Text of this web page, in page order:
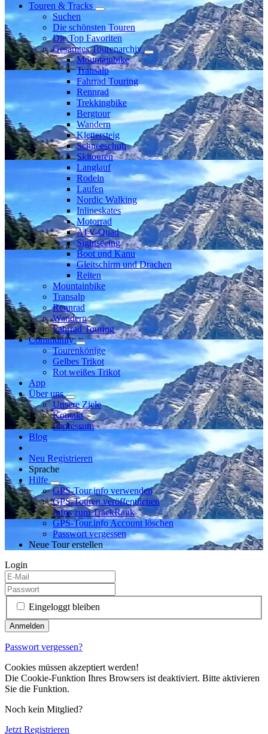
Touren & Tracks
Suchen
Die schönsten Touren
Die Top Favoriten
Gesamtes Tourenarchiv
Mountainbike
Transalp
Fahrrad Touring
Rennrad
Trekkingbike
Bergtour
Wandern
Klettersteig
Schneeschuh
Skitouren
Langlauf
Rodeln
Laufen
Nordic Walking
Inlineskates
Motorrad
ATV-Quad
Sightseeing
Boot und Kanu
Gleitschirm und Drachen
Reiten
Mountainbike
Transalp
Rennrad
Wandern
Fahrrad Touring
Community
Tourenkönige
Gelbes Trikot
Rot weißes Trikot
App
Über uns
Unsere Ziele
Kontakt
Impressum
Blog
Neu Registrieren
Sprache
Hilfe
GPS-Tour.info verwenden
GPS-Touren veröffentlichen
Infos zum TrackRank
GPS-Tour.info Account löschen
Passwort vergessen
Neue Tour erstellen
Login
Eingeloggt bleiben
Passwort vergessen?
Cookies müssen akzeptiert werden!
Die Cookie-Funktion Ihres Browsers ist deaktiviert. Bitte aktivieren
Sie die Funktion.
Noch kein Mitglied?
Jetzt Registrieren